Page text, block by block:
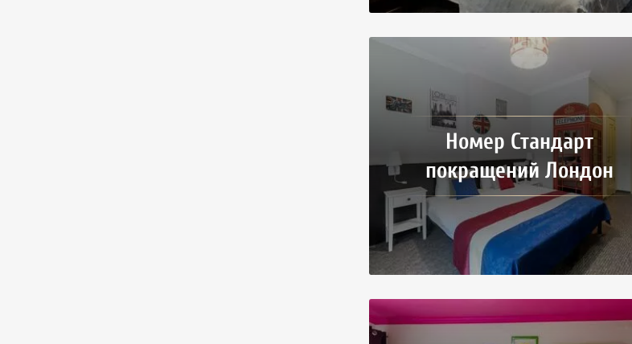
Номер Стандарт
покращений Лондон